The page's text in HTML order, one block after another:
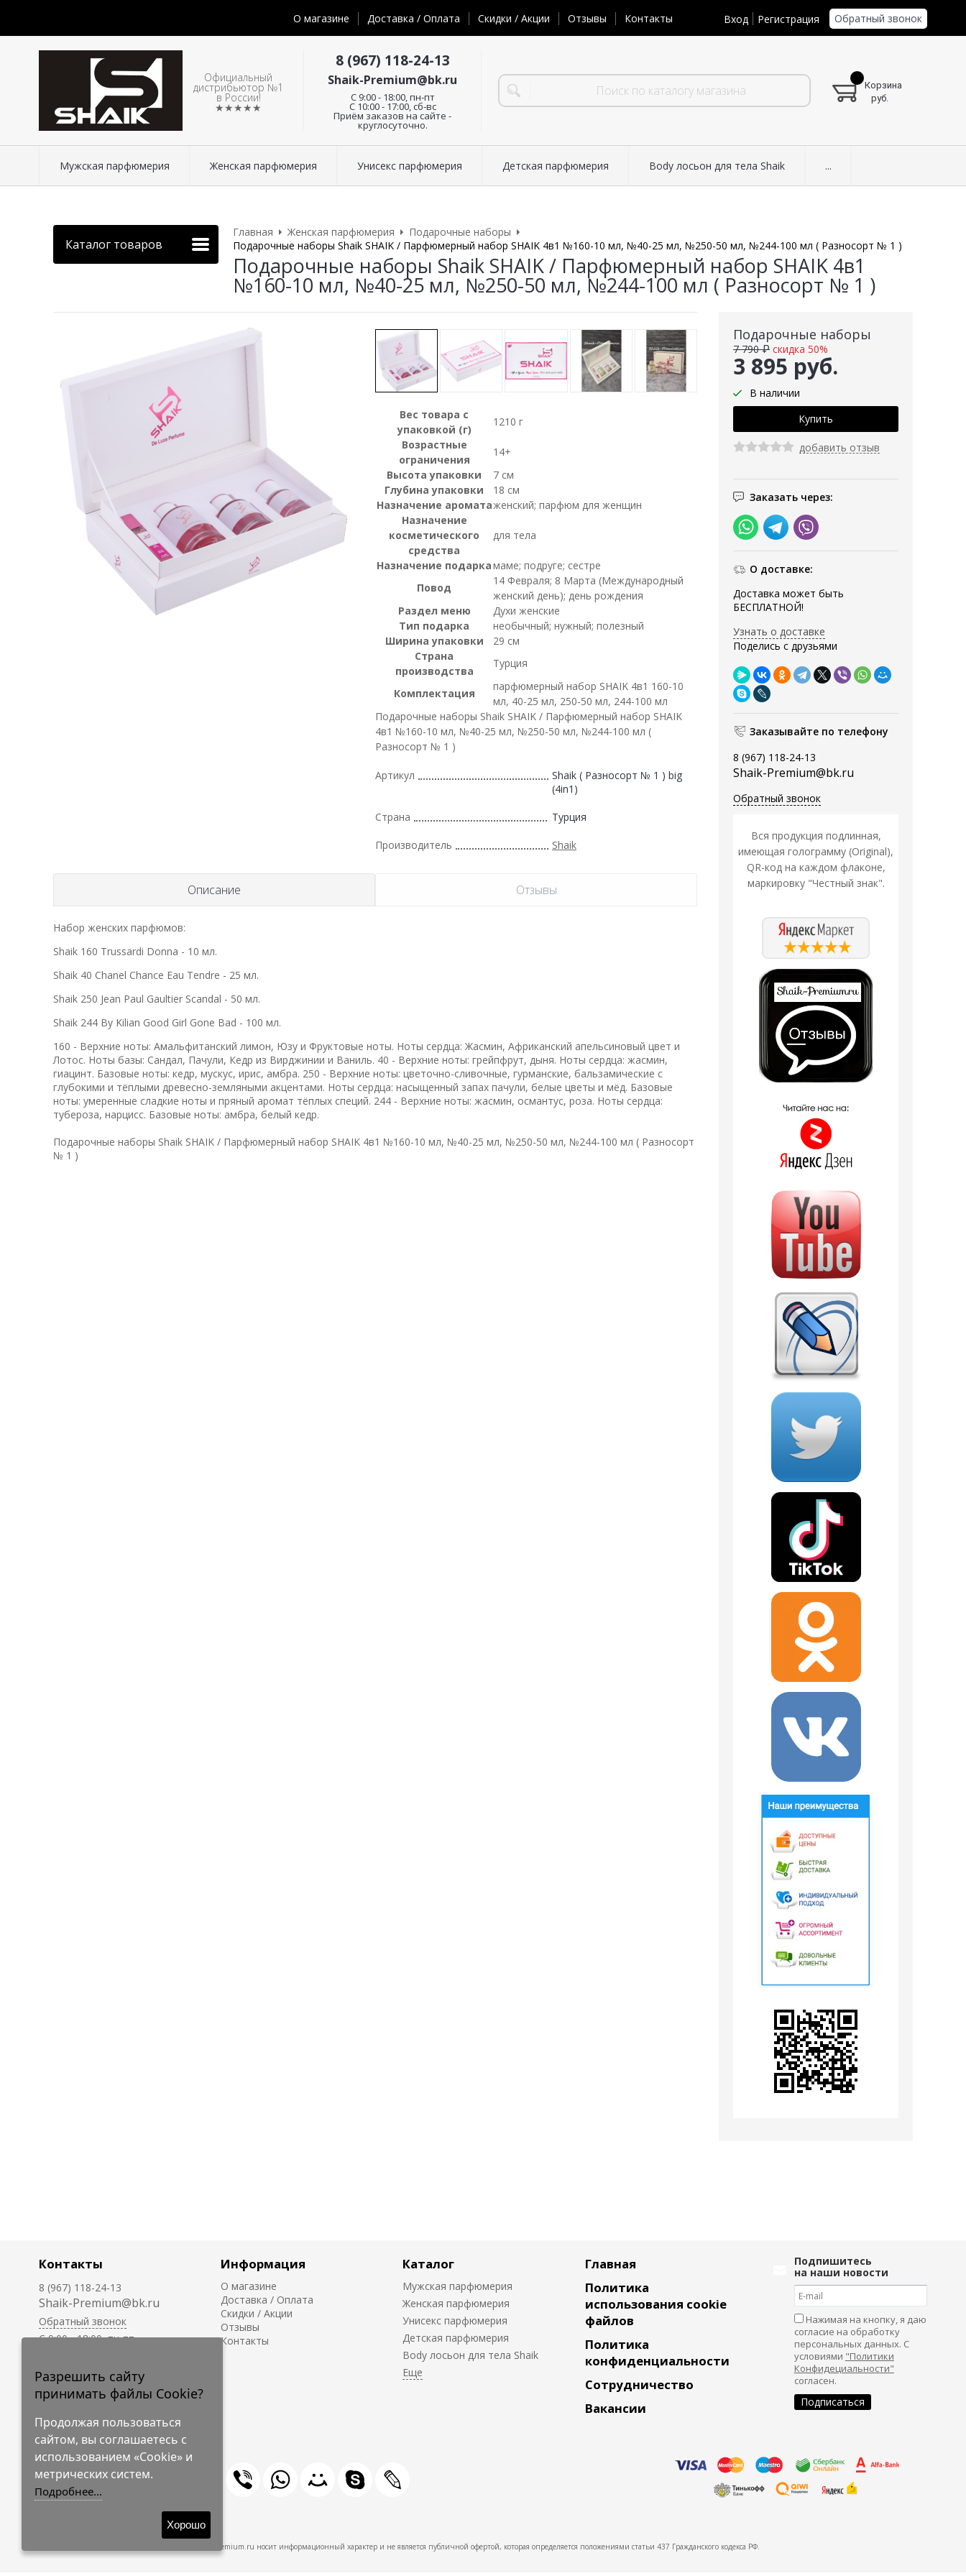
О магазине Доставка / Оплата Скидки / Акции Отзывы Контакты Вход Регистрация Обратный звонок
Официальный
дистрибьютор №1
в России!
★★★★★
8 (967) 118-24-13
Shaik-Premium@bk.ru
C 9:00 - 18:00, пн-пт
С 10:00 - 17:00, сб-вс
Приём заказов на сайте -
круглосуточно.
Корзина
руб.
Мужская парфюмерия Женская парфюмерия Унисекс парфюмерия Детская парфюмерия Body лосьон для тела Shaik ...
Каталог товаров
Главная Женская парфюмерия
Подарочные наборы
Подарочные наборы Shaik SHAIK / Парфюмерный набор SHAIK 4в1 №160-10 мл, №40-25 мл, №250-50 мл, №244-100 мл ( Разносорт № 1 )
Подарочные наборы Shaik SHAIK / Парфюмерный набор SHAIK 4в1
№160-10 мл, №40-25 мл, №250-50 мл, №244-100 мл ( Разносорт № 1 )
Подарочные наборы
3 895 руб.
7 790 ₽ скидка 50%
В наличии
добавить отзыв
Заказать через:
О доставке:
Доставка может быть
БЕСПЛАТНОЙ!
Узнать о доставке
Поделись с друзьями
Заказывайте по телефону
8 (967) 118-24-13
Shaik-Premium@bk.ru
Обратный звонок
Вся продукция подлинная,
имеющая голограмму (Original),
QR-код на каждом флаконе,
маркировку "Честный знак".
Вес товара с
упаковкой (г)
1210 г
Возрастные
ограничения
14+
Высота упаковки
7 см
Глубина упаковки
18 см
Назначение ароматаженский; парфюм для женщин
Назначение
косметического
средства
для тела
Назначение подаркамаме; подруге; сестре
Повод
14 Февраля; 8 Марта (Международный
женский день); день рождения
Раздел меню
Духи женские
Тип подарка
необычный; нужный; полезный
Ширина упаковки
29 см
Страна
производства
Турция
Комплектация
парфюмерный набор SHAIK 4в1 160-10
мл, 40-25 мл, 250-50 мл, 244-100 мл
Подарочные наборы Shaik SHAIK / Парфюмерный набор SHAIK
4в1 №160-10 мл, №40-25 мл, №250-50 мл, №244-100 мл (
Разносорт № 1 )
Артикул
Shaik ( Разносорт № 1 ) big
(4in1)
Страна Турция
Производитель Shaik
Описание Отзывы
Набор женских парфюмов:
Shaik 160 Trussardi Donna - 10 мл.
Shaik 40 Chanel Chance Eau Tendre - 25 мл.
Shaik 250 Jean Paul Gaultier Scandal - 50 мл.
Shaik 244 By Kilian Good Girl Gone Bad - 100 мл.
160 - Верхние ноты: Амальфитанский лимон, Юзу и Фруктовые ноты. Ноты сердца: Жасмин, Африканский апельсиновый цвет и
Лотос. Ноты базы: Сандал, Пачули, Кедр из Вирджинии и Ваниль. 40 - Верхние ноты: грейпфрут, дыня. Ноты сердца: жасмин,
гиацинт. Базовые ноты: кедр, мускус, ирис, амбра. 250 - Верхние ноты: цветочно-сливочные, гурманские, бальзамические с
глубокими и тёплыми древесно-земляными акцентами. Ноты сердца: насыщенный запах пачули, белые цветы и мёд. Базовые
ноты: умеренные сладкие ноты и пряный аромат тёплых специй. 244 - Верхние ноты: жасмин, османтус, роза. Ноты сердца:
тубероза, нарцисс. Базовые ноты: амбра, белый кедр.
Подарочные наборы Shaik SHAIK / Парфюмерный набор SHAIK 4в1 №160-10 мл, №40-25 мл, №250-50 мл, №244-100 мл ( Разносорт
№ 1 )
Контакты
8 (967) 118-24-13
Shaik-Premium@bk.ru
Обратный звонок
C 9:00 - 18:00, пн-пт
круглосуточно.
Информация
О магазине
Доставка / Оплата
Скидки / Акции
Отзывы
Контакты
Каталог
Мужская парфюмерия
Женская парфюмерия
Унисекс парфюмерия
Детская парфюмерия
Body лосьон для тела Shaik
Главная
Политика
использования cookie
файлов
Политика
конфиденциальности
Сотрудничество
Вакансии
Подпишитесь
на наши новости
Нажимая на кнопку, я даю
согласие на обработку
персональных данных. С
условиями "Политики
Конфидециальности"
согласен.
© 2009-2026 Shaik-Premium
Shaik-Premium.ru носит информационный характер и не является публичной офертой, которая определяется положениями статьи 437 Гражданского кодекса РФ.
Разрешить сайту
принимать файлы Cookie?
Продолжая пользоваться
сайтом, вы соглашаетесь с
использованием «Cookie» и
метрических систем.
Подробнее...
Хорошо